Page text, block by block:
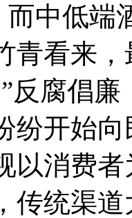
而中低
青看来
反腐倡
纷开始
以消费
传统渠